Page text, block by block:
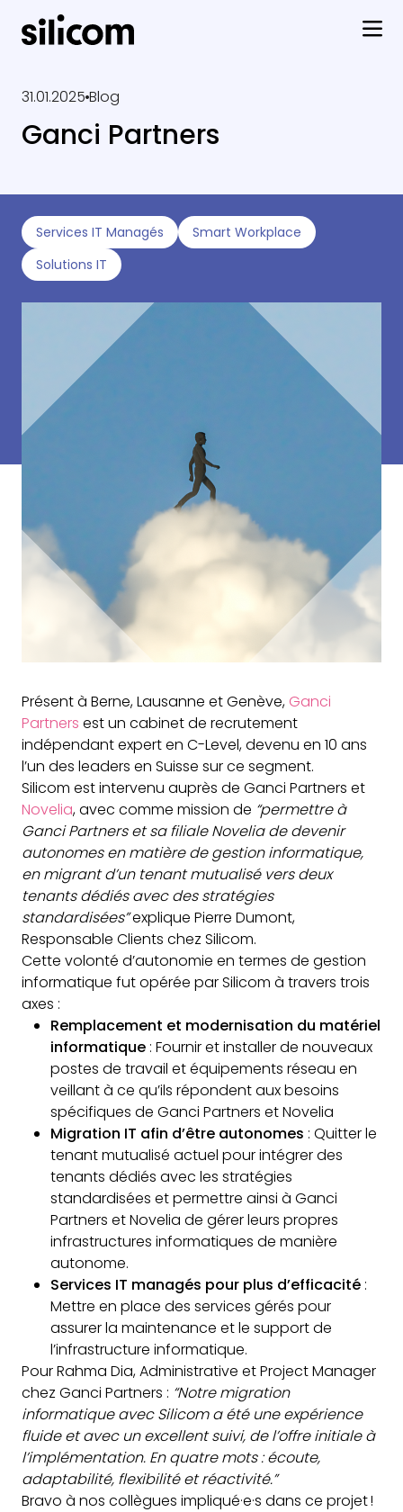
31.01.2025 Blog
Ganci Partners
Services IT Managés
Smart Workplace
Solutions IT
Présent à Berne, Lausanne et Genève, Ganci
Partners est un cabinet de recrutement
indépendant expert en C-Level, devenu en 10 ans
l’un des leaders en Suisse sur ce segment.
Silicom est intervenu auprès de Ganci Partners et
Novelia, avec comme mission de “permettre à
Ganci Partners et sa filiale Novelia de devenir
autonomes en matière de gestion informatique,
en migrant d’un tenant mutualisé vers deux
tenants dédiés avec des stratégies
standardisées”explique Pierre Dumont,
Responsable Clients chez Silicom.
Cette volonté d’autonomie en termes de gestion
informatique fut opérée par Silicom à travers trois
axes :
Remplacement et modernisation du matériel
informatique : Fournir et installer de nouveaux
postes de travail et équipements réseau en
veillant à ce qu’ils répondent aux besoins
spécifiques de Ganci Partners et Novelia
Migration IT afin d’être autonomes : Quitter le
tenant mutualisé actuel pour intégrer des
tenants dédiés avec les stratégies
standardisées et permettre ainsi à Ganci
Partners et Novelia de gérer leurs propres
infrastructures informatiques de manière
autonome.
Services IT managés pour plus d’efficacité :
Mettre en place des services gérés pour
assurer la maintenance et le support de
l’infrastructure informatique.
Pour Rahma Dia, Administrative et Project Manager
chez Ganci Partners : “Notre migration
informatique avec Silicom a été une expérience
fluide et avec un excellent suivi, de l’offre initiale à
l’implémentation. En quatre mots : écoute,
adaptabilité, flexibilité et réactivité.”
Bravo à nos collègues impliqué·e·s dans ce projet !